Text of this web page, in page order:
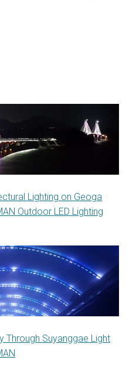
Lighting on Geoga
Outdoor LED Lighting
Through Suyanggae Light